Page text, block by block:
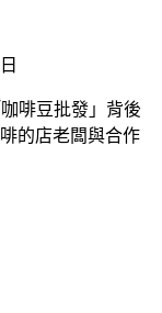
啡豆批發」背後
的店老闆與合作